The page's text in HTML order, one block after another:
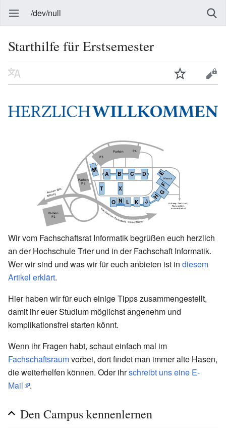
/dev/null
Starthilfe für Erstsemester
Wir vom Fachschaftsrat Informatik begrüßen euch herzlich
an der Hochschule Trier und in der Fachschaft Informatik.
Wer wir sind und was wir für euch anbieten ist in diesem
Artikel erklärt.
Hier haben wir für euch einige Tipps zusammengestellt,
damit ihr euer Studium möglichst angenehm und
komplikationsfrei starten könnt.
Wenn ihr Fragen habt, schaut einfach mal im
Fachschaftsraumvorbei, dort findet man immer alte Hasen,
die weiterhelfen können. Oder ihrschreibt uns eine E-
Mail
.
Den Campus kennenlernen